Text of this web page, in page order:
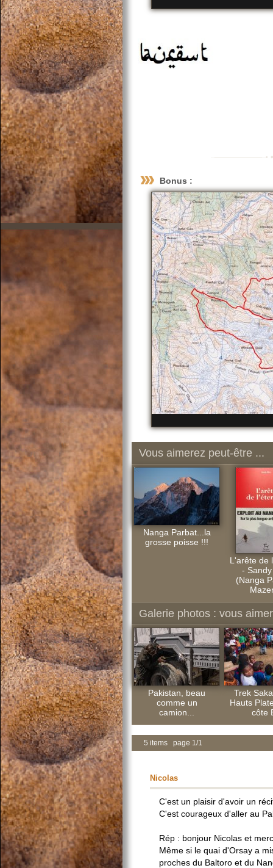
Bonus :
Vous aimerez peut-être ...
Nanga Parbat...la
grosse poisse !!!
L'arête de
- Sandy
(Nanga
Galerie photos : vous
Pakistan, beau
comme un
camion...
Trek
Hauts
côte
5 items page 1/1
Nicolas
C'est un plaisir d'avoir un
C'est courageux d'aller au
Rép : bonjour Nicolas et
Même si le quai d'Orsay a
proches du Baltoro et du